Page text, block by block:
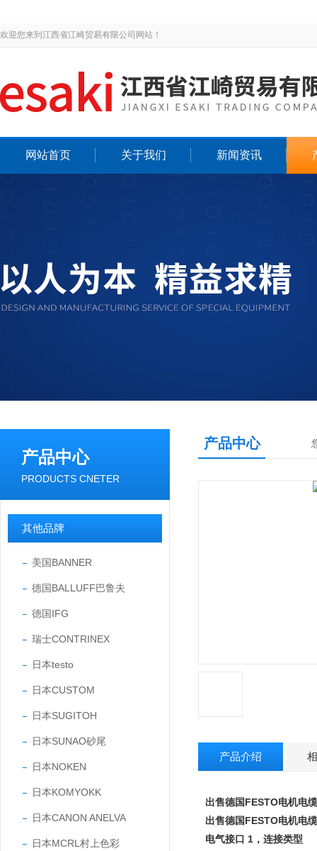
欢迎您来到江西省江崎贸易有限公司网站！
网站首页 关于我们 新闻资讯
产品中心
PRODUCTS CNETER
其他品牌
美国BANNER
德国BALLUFF巴鲁夫
德国IFG
瑞士CONTRINEX
日本testo
日本CUSTOM
日本SUGITOH
日本SUNAO砂尾
日本NOKEN
日本KOMYOKK
日本CANON ANELVA
日本MCRL村上色彩
产品中心
产品介绍
出售德国FESTO电机电缆
出售德国FESTO电机电缆
电气接口 1，连接类型